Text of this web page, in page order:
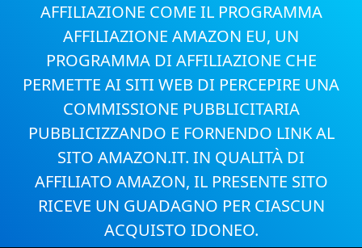
AFFILIAZIONE COME IL PROGRAMMA
AFFILIAZIONE AMAZON EU, UN
PROGRAMMA DI AFFILIAZIONE CHE
PERMETTE AI SITI WEB DI PERCEPIRE UNA
COMMISSIONE PUBBLICITARIA
PUBBLICIZZANDO E FORNENDO LINK AL
SITO AMAZON.IT. IN QUALITÀ DI
AFFILIATO AMAZON, IL PRESENTE SITO
RICEVE UN GUADAGNO PER CIASCUN
ACQUISTO IDONEO.